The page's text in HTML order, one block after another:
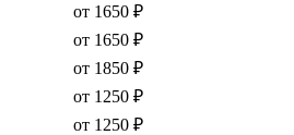
от 1650 ₽
от 1650 ₽
от 1850 ₽
от 1250 ₽
от 1250 ₽